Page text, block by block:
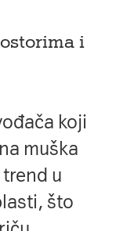
i
koji
muška
u
što